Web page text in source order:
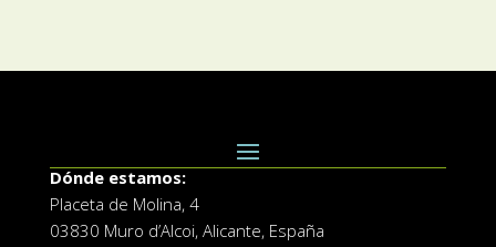
Dónde estamos:
Placeta de Molina, 4
03830 Muro d’Alcoi, Alicante, España